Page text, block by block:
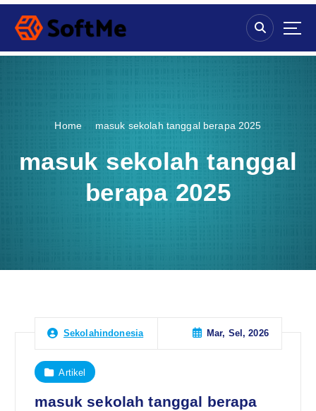
S
p
Home masuk sekolah tanggal berapa 2025
masuk sekolah tanggal
berapa 2025
Sekolahindonesia Mar, Sel, 2026
Artikel
masuk sekolah tanggal berapa